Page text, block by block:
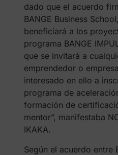
dado que el acuerdo
BANGE Business
beneficiará a los
programa BANGE
que se invitará a
emprendedor o
interesado en ello a
programa de
formación de
mentor”, manifestaba
IKAKA.
Según el acuerdo entre